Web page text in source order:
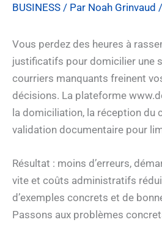
BUSINESS / Par Noah Grinvaud /
Vous perdez des heures à
justificatifs pour domicilier une
courriers manquants freinent
décisions. La plateforme
la domiciliation, la réception du
validation documentaire pour
Résultat : moins d’erreurs,
vite et coûts administratifs
d’exemples concrets et de
Passons aux problèmes